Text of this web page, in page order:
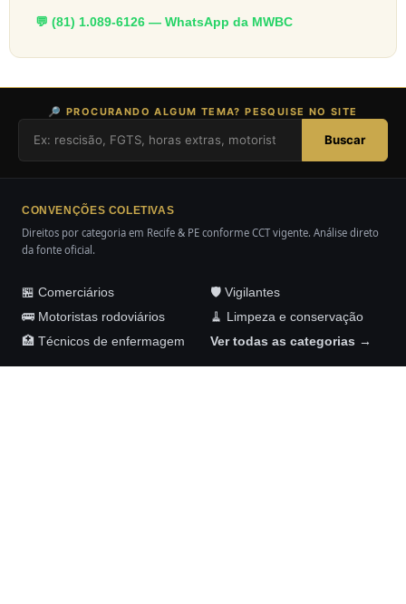
💬 (81) 1.089-6126 — WhatsApp da MWBC
🔎 PROCURANDO ALGUM TEMA? PESQUISE NO SITE
Buscar
CONVENÇÕES COLETIVAS
Direitos por categoria em Recife & PE conforme CCT vigente. Análise direto
da fonte oficial.
🏪 Comerciários
🛡️ Vigilantes
🚌 Motoristas rodoviários
🧹 Limpeza e conservação
🏥 Técnicos de enfermagem
Ver todas as categorias →